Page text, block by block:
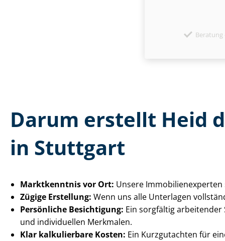
Darum erstellt Heid
in Stuttgart
Marktkenntnis vor Ort: Unsere
Zügige Erstellung: Wenn uns alle Unterlagen
Persönliche Besichtigung: Ein sorgfältig
und individuellen Merkmalen.
Klar kalkulierbare Kosten: Ein Kurzgutachten für